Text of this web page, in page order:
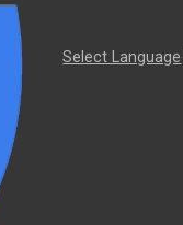
Select Language